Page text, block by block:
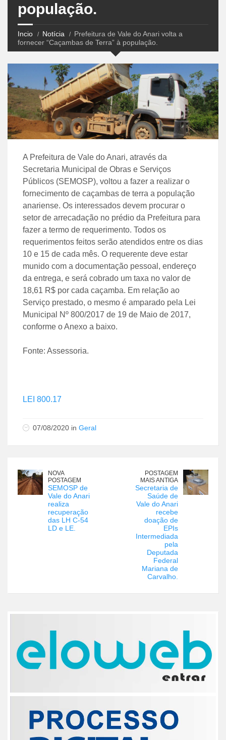
população.
Incio Notícia
Prefeitura de Vale do Anari volta a
fornecer “Caçambas de Terra” à população.
A Prefeitura de Vale do Anari, através da
Secretaria Municipal de Obras e Serviços
Públicos (SEMOSP), voltou a fazer a realizar o
fornecimento de caçambas de terra a população
anariense. Os interessados devem procurar o
setor de arrecadação no prédio da Prefeitura para
fazer a termo de requerimento. Todos os
requerimentos feitos serão atendidos entre os dias
10 e 15 de cada mês. O requerente deve estar
munido com a documentação pessoal, endereço
da entrega, e será cobrado um taxa no valor de
18,61 R$ por cada caçamba. Em relação ao
Serviço prestado, o mesmo é amparado pela Lei
Municipal Nº 800/2017 de 19 de Maio de 2017,
conforme o Anexo a baixo.
Fonte: Assessoria.
LEI 800.17
07/08/2020 in Geral
NOVA
POSTAGEM
SEMOSP de
Vale do Anari
realiza
recuperação
das LH C-54
LD e LE.
POSTAGEM
MAIS ANTIGA
Secretaria de
Saúde de
Vale do Anari
recebe
doação de
EPIs
Intermediada
pela
Deputada
Federal
Mariana de
Carvalho.